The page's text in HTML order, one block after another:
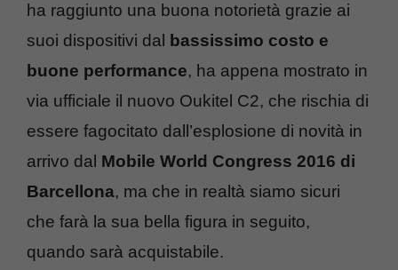
ha raggiunto una buona notorietà grazie ai
suoi dispositivi dal
bassissimo costo e
buone performance, ha appena mostrato in
via ufficiale il nuovo Oukitel C2, che rischia di
essere fagocitato dall’esplosione di novità in
arrivo dal Mobile World Congress 2016 di
Barcellona, ma che in realtà siamo sicuri
che farà la sua bella figura in seguito,
quando sarà acquistabile.